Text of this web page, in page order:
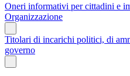
Oneri informativi per cittadini e
Organizzazione
Titolari di incarichi politici, di
governo